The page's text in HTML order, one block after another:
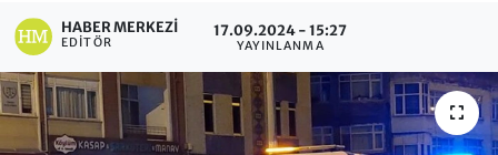
HABER MERKEZI
EDITÖR
17.09.2024 - 15:27
YAYINLANMA
Haber Arşivi